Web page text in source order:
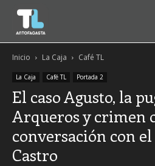
Inicio La Caja Café TL
La Caja Café TL Portada 2
El caso Agusto, la
Arqueros y crimen
conversación con
Castro